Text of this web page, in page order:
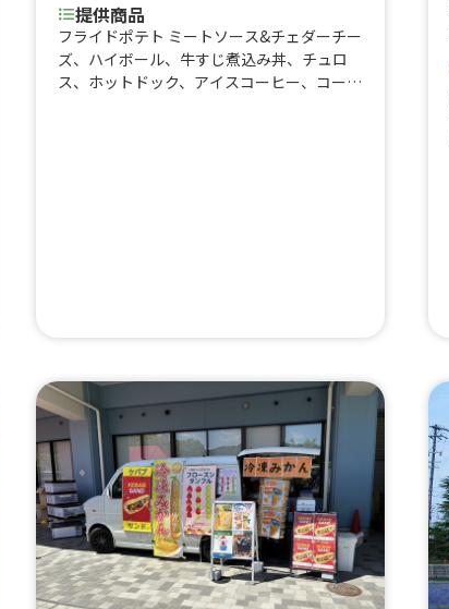
提供商品
フライドポテト ミートソース&チェダーチー
ズ、ハイボール、牛すじ煮込み丼、チュロ
ス、ホットドック、アイスコーヒー、コー